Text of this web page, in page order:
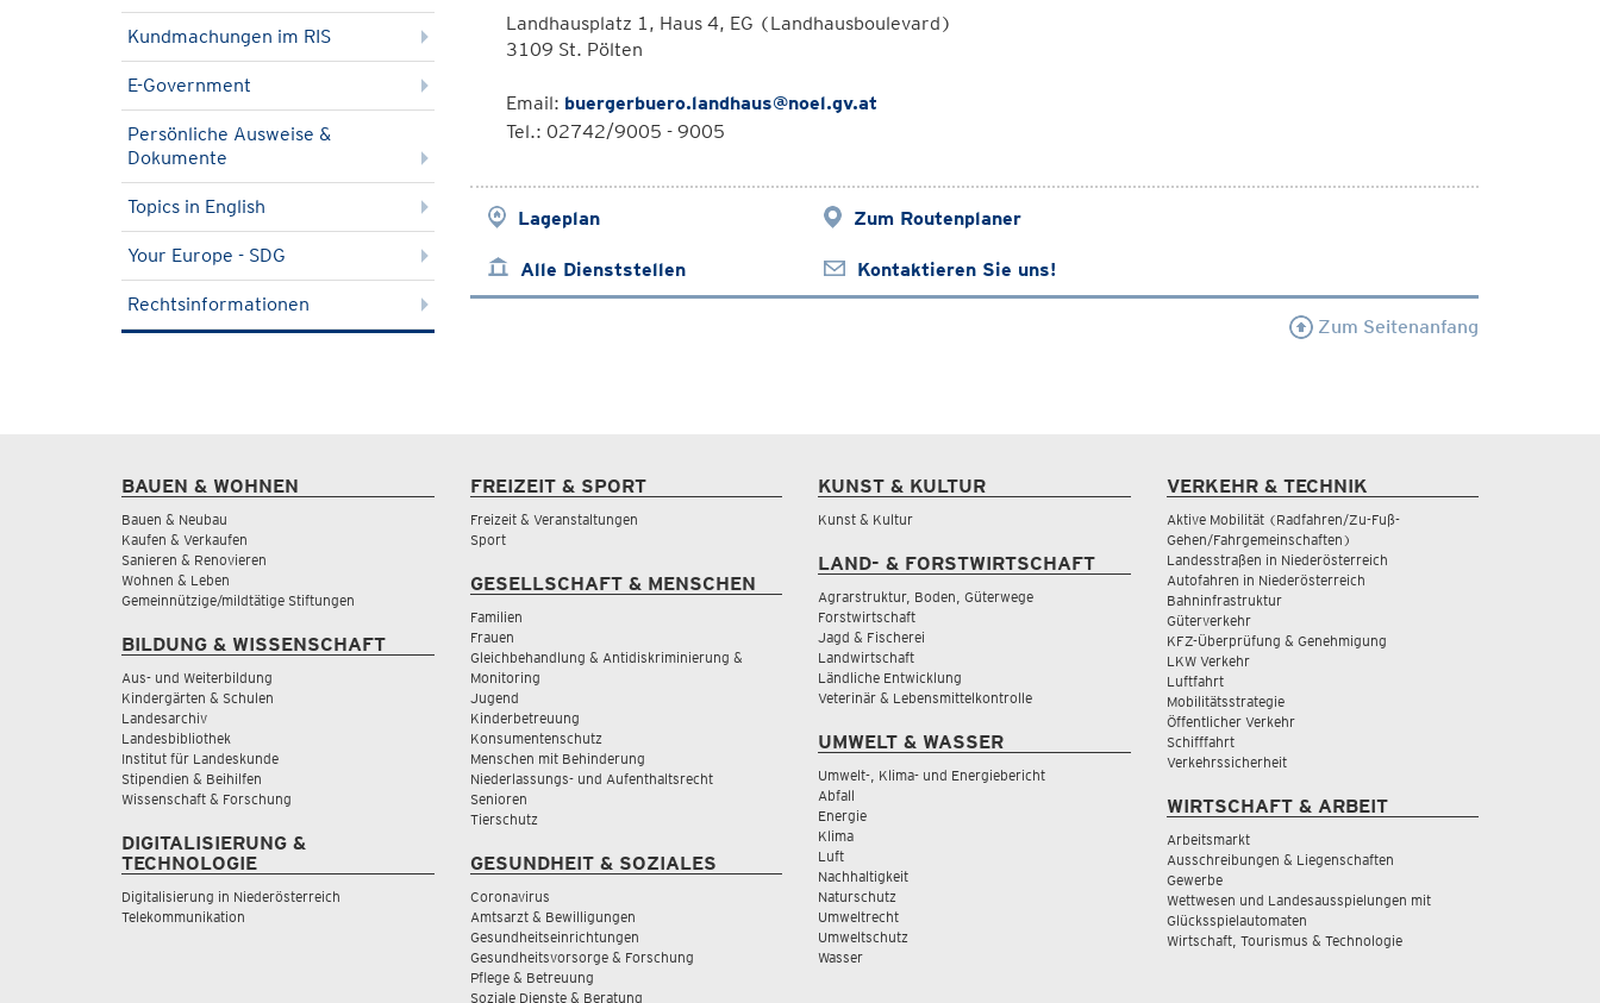
Kundmachungen im RIS
E-Government
Persönliche Ausweise &
Dokumente
Topics in English
Your Europe - SDG
Rechtsinformationen
Landhausplatz 1, Haus 4, EG (Landhausboulevard)
3109 St. Pölten
Email: buergerbuero.landhaus@noel.gv.at
Tel.: 02742/9005 - 9005
Lageplan Zum Routenplaner
Alle Dienststellen Kontaktieren Sie uns!
Zum Seitenanfang
BAUEN & WOHNEN
Bauen & Neubau
Kaufen & Verkaufen
Sanieren & Renovieren
Wohnen & Leben
Gemeinnützige/mildtätige Stiftungen
BILDUNG & WISSENSCHAFT
Aus- und Weiterbildung
Kindergärten & Schulen
Landesarchiv
Landesbibliothek
Institut für Landeskunde
Stipendien & Beihilfen
Wissenschaft & Forschung
DIGITALISIERUNG &
TECHNOLOGIE
Digitalisierung in Niederösterreich
Telekommunikation
FREIZEIT & SPORT
Freizeit & Veranstaltungen
Sport
GESELLSCHAFT & MENSCHEN
Familien
Frauen
Gleichbehandlung & Antidiskriminierung &
Monitoring
Jugend
Kinderbetreuung
Konsumentenschutz
Menschen mit Behinderung
Niederlassungs- und Aufenthaltsrecht
Senioren
Tierschutz
GESUNDHEIT & SOZIALES
Coronavirus
Amtsarzt & Bewilligungen
Gesundheitseinrichtungen
Gesundheitsvorsorge & Forschung
Pflege & Betreuung
Soziale Dienste & Beratung
KUNST & KULTUR
Kunst & Kultur
LAND- & FORSTWIRTSCHAFT
Agrarstruktur, Boden, Güterwege
Forstwirtschaft
Jagd & Fischerei
Landwirtschaft
Ländliche Entwicklung
Veterinär & Lebensmittelkontrolle
UMWELT & WASSER
Umwelt-, Klima- und Energiebericht
Abfall
Energie
Klima
Luft
Nachhaltigkeit
Naturschutz
Umweltrecht
Umweltschutz
Wasser
VERKEHR & TECHNIK
Aktive Mobilität (Radfahren/Zu-Fuß-
Gehen/Fahrgemeinschaften)
Landesstraßen in Niederösterreich
Autofahren in Niederösterreich
Bahninfrastruktur
Güterverkehr
KFZ-Überprüfung & Genehmigung
LKW Verkehr
Luftfahrt
Mobilitätsstrategie
Öffentlicher Verkehr
Schifffahrt
Verkehrssicherheit
WIRTSCHAFT & ARBEIT
Arbeitsmarkt
Ausschreibungen & Liegenschaften
Gewerbe
Wettwesen und Landesausspielungen mit
Glücksspielautomaten
Wirtschaft, Tourismus & Technologie